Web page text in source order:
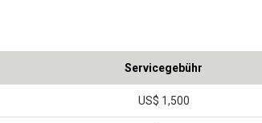
Servicegebühr
US$ 1,500